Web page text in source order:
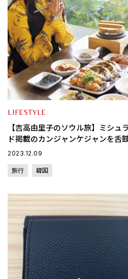
LIFESTYLE
【吉高由里子のソウル旅】ミシュ
ド掲載のカンジャンケジャンを舌
ルメ編 vol.2〉
2023.12.09
旅行 韓国